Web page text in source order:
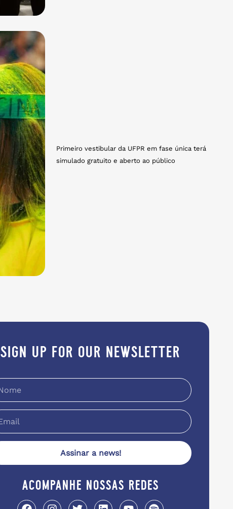
Primeiro vestibular da UFPR em fase única terá
simulado gratuito e aberto ao público
sign up for our newsletter
Assinar a news!
acompanhe nossas redes